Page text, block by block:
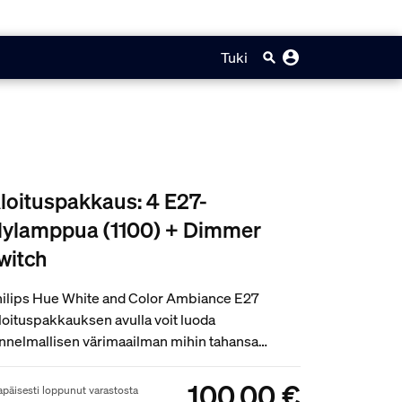
Tuki
4 E27-
(1100) + Dimmer
Hue White and Color Ambiance E27
avulla voit luoda
värimaailman mihin tahansa
Pakkaus sisältää Hue Bridgen, jonka
saat käyttöösi lähes rajattomat
loppunut varastosta product.with.100,00 €